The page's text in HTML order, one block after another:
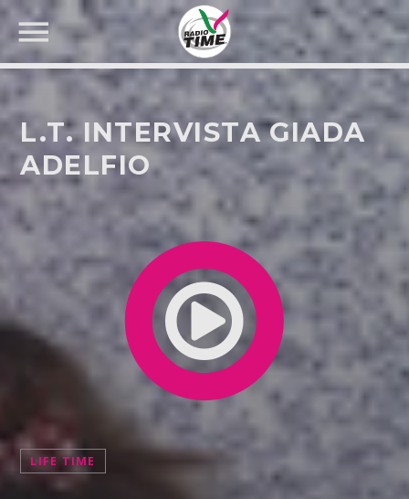
CERCA NEL SITO WEB:
L.T. INTERVISTA GIADA
ADELFIO
LIFE TIME